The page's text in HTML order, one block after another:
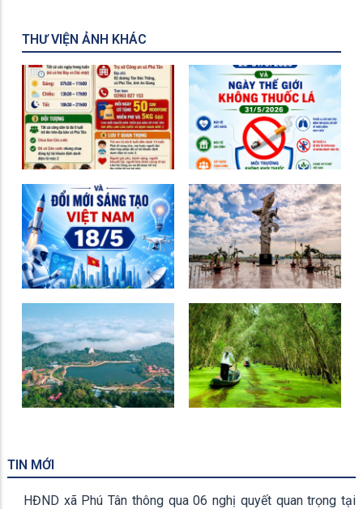
THƯ VIỆN ẢNH KHÁC
Cao điểm 10 ngày đêm
cấp Căn cước
Hưởng ứng Tuần lễ quốc
gia không thuốc lá
Hưởng ứng Ngày Khoa
học, công nghệ và đổi
mới sáng tạo năm 2026
Tượng Đài Cá BaSa
Khu Du Lịch Núi Cấm Rừng Tràm Trà Sư
TIN MỚI
HĐND xã Phú Tân thông qua 06 nghị quyết quan trọng tại